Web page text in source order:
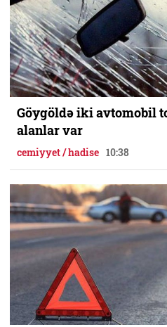
Göygöldə iki avtomobil
alanlar var
cemiyyet / hadise 10:38